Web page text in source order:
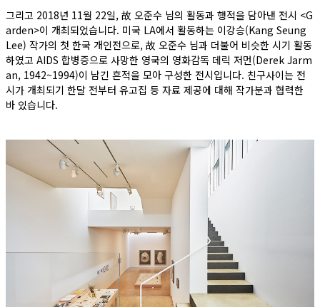
그리고 2018년 11월 22일, 故 오준수 님의 활동과 행적을 담아낸 전시 <G
arden>이 개최되었습니다. 미국 LA에서 활동하는 이강승(Kang Seung
Lee) 작가의 첫 한국 개인전으로, 故 오준수 님과 더불어 비슷한 시기 활동
하였고 AIDS 합병증으로 사망한 영국의 영화감독 데릭 저먼(Derek Jarm
an, 1942~1994)이 남긴 흔적을 모아 구성한 전시입니다. 친구사이는 전
시가 개최되기 한달 전부터 유고집 등 자료 제공에 대해 작가분과 협력한
바 있습니다.